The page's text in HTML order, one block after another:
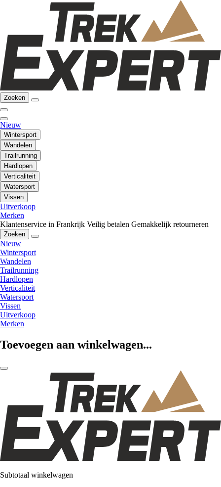
Zoeken
Nieuw
Wintersport
Wandelen
Trailrunning
Hardlopen
Verticaliteit
Watersport
Vissen
Uitverkoop
Merken
Klantenservice in Frankrijk Veilig betalen Gemakkelijk retourneren
Zoeken
Nieuw
Wintersport
Wandelen
Trailrunning
Hardlopen
Verticaliteit
Watersport
Vissen
Uitverkoop
Merken
Toevoegen aan winkelwagen...
Subtotaal winkelwagen